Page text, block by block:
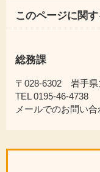
このページに関
総務課
〒028-6302 岩手県
TEL 0195-46-4738
メールでのお問い